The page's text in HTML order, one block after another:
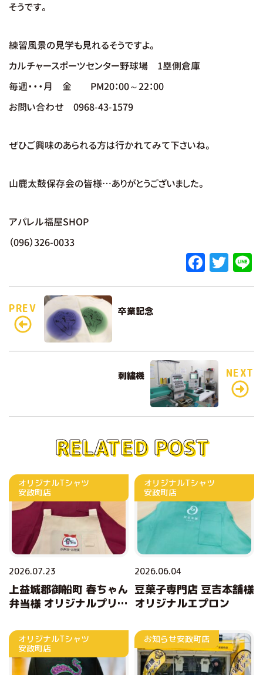
そうです。
練習風景の見学も見れるそうですよ。
カルチャースポーツセンター野球場 1塁側倉庫
毎週・・・月 金 PM20：00～22：00
お問い合わせ 0968-43-1579
ぜひご興味のあられる方は行かれてみて下さいね。
山鹿太鼓保存会の皆様…ありがとうございました。
アパレル福屋SHOP
（096）326-0033
F
a
o
o
k
T
w n
PREV 卒業記念
刺繍機 NEXT
RELATED POST
オリジナルTシャツ
安政町店
2026.07.23
上益城郡御船町 春ちゃん
弁当様 オリジナルプリン
オリジナルTシャツ
安政町店
2026.06.04
豆菓子専門店 豆吉本舗様
オリジナルエプロン
オリジナルTシャツ
安政町店
お知らせ安政町店